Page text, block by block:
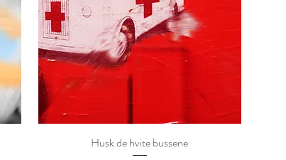
Husk de hvite bussene